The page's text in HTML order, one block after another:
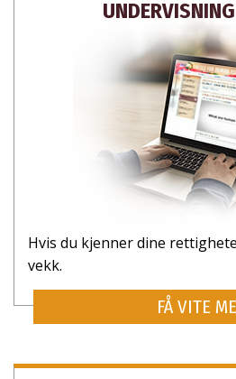
UNDERVISNING
Hvis du kjenner dine
vekk.
FÅ VITE